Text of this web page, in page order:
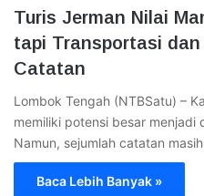
Turis Jerman Nilai
tapi Transportasi
Catatan
Lombok Tengah (NTBSatu) –
memiliki potensi besar menjadi
Namun, sejumlah catatan
Baca Lebih Banyak »